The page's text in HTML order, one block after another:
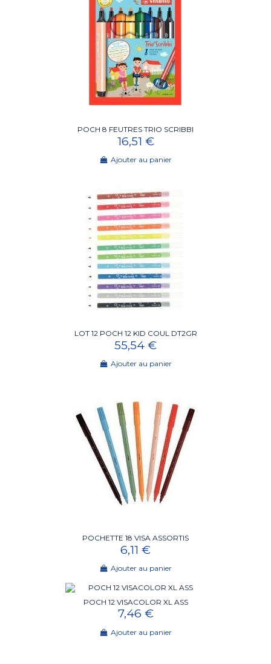
POCH 8 FEUTRES TRIO SCRIBBI
16,51 €
Ajouter au panier
LOT 12 POCH 12 KID COUL DT2GR
55,54 €
Ajouter au panier
POCHETTE 18 VISA ASSORTIS
6,11 €
Ajouter au panier
POCH 12 VISACOLOR XL ASS
7,46 €
Ajouter au panier